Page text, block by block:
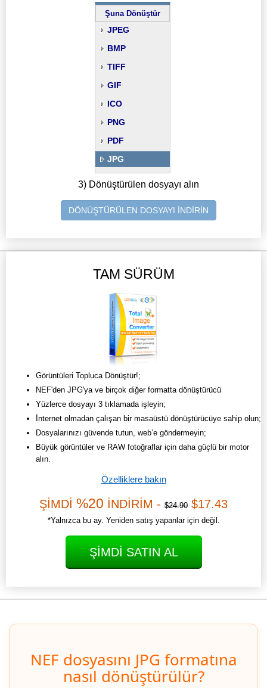
Şuna Dönüştür
JPEG
BMP
TIFF
GIF
ICO
PNG
PDF
JPG
3) Dönüştürülen dosyayı alın
DÖNÜŞTÜRÜLEN DOSYAYI İNDİRİN
TAM SÜRÜM
Görüntüleri Topluca Dönüştür!;
NEF'den JPG'ya ve birçok diğer formatta dönüştürücü
Yüzlerce dosyayı 3 tıklamada işleyin;
İnternet olmadan çalışan bir masaüstü dönüştürücüye sahip olun;
Dosyalarınızı güvende tutun, web’e göndermeyin;
Büyük görüntüler ve RAW fotoğraflar için daha güçlü bir motor
alın.
Özelliklere bakın
ŞİMDİ %20 İNDİRİM - $24.90 $17.43
*Yalnızca bu ay. Yeniden satış yapanlar için değil.
ŞIMDI SATIN AL
NEF dosyasını JPG formatına
nasıl dönüştürülür?